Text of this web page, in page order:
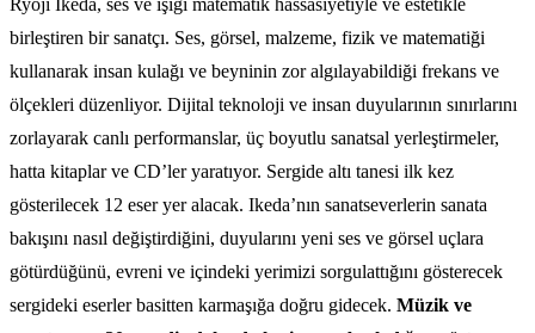
birleştiren bir sanatçı. Ses, görsel, malzeme, fizik ve matematiği
kullanarak insan kulağı ve beyninin zor algılayabildiği frekans ve
ölçekleri düzenliyor. Dijital teknoloji ve insan duyularının sınırlarını
zorlayarak canlı performanslar, üç boyutlu sanatsal yerleştirmeler,
hatta kitaplar ve CD’ler yaratıyor. Sergide altı tanesi ilk kez
gösterilecek 12 eser yer alacak. Ikeda’nın sanatseverlerin sanata
bakışını nasıl değiştirdiğini, duyularını yeni ses ve görsel uçlara
götürdüğünü, evreni ve içindeki yerimizi sorgulattığını gösterecek
sergideki eserler basitten karmaşığa doğru gidecek. Müzik ve